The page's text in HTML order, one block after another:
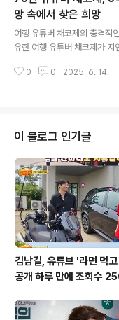
김 여사는 과거 '명태균 게이트
받았지만 불출석한 바 있습니
줄 수 있다'는 이유로 불출석
혐의를 전면 부인하는 추가 의
다. 이러한 과거 행보와 현재
망 속에서 찾은 희망
여행 유튜버 채코제의 충격적
유한 여행 유튜버 채코제가
의 유튜브 채널을 통해 5년간
산 투자 권유와 빚 돌려막기채
를 권유하며 돈을 요구했고,
갚는 데 사용되었다고 밝혔습
원에 달하며, 현재 사기범은
를 받고 있습니다. 채코제는
스트레스와 우울증을 겪었으..
0 0 2025. 6. 14.
이 블로그 인기글
김남길, 유튜브 '라면 먹
공개 하루 만에 조회수